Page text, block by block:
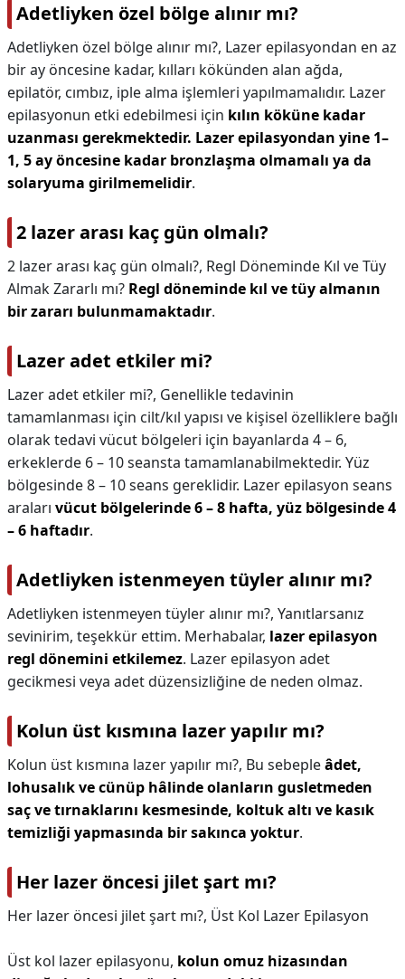
Adetliyken özel bölge alınır mı?
Adetliyken özel bölge alınır mı?, Lazer epilasyondan en az
bir ay öncesine kadar, kılları kökünden alan ağda,
epilatör, cımbız, iple alma işlemleri yapılmamalıdır. Lazer
epilasyonun etki edebilmesi için kılın köküne kadar
uzanması gerekmektedir. Lazer epilasyondan yine 1–
1, 5 ay öncesine kadar bronzlaşma olmamalı ya da
solaryuma girilmemelidir.
2 lazer arası kaç gün olmalı?
2 lazer arası kaç gün olmalı?, Regl Döneminde Kıl ve Tüy
Almak Zararlı mı? Regl döneminde kıl ve tüy almanın
bir zararı bulunmamaktadır.
Lazer adet etkiler mi?
Lazer adet etkiler mi?, Genellikle tedavinin
tamamlanması için cilt/kıl yapısı ve kişisel özelliklere bağlı
olarak tedavi vücut bölgeleri için bayanlarda 4 – 6,
erkeklerde 6 – 10 seansta tamamlanabilmektedir. Yüz
bölgesinde 8 – 10 seans gereklidir. Lazer epilasyon seans
araları vücut bölgelerinde 6 – 8 hafta, yüz bölgesinde 4
– 6 haftadır.
Adetliyken istenmeyen tüyler alınır mı?
Adetliyken istenmeyen tüyler alınır mı?, Yanıtlarsanız
sevinirim, teşekkür ettim. Merhabalar, lazer epilasyon
regl dönemini etkilemez. Lazer epilasyon adet
gecikmesi veya adet düzensizliğine de neden olmaz.
Kolun üst kısmına lazer yapılır mı?
Kolun üst kısmına lazer yapılır mı?, Bu sebepleâdet,
lohusalık ve cünüp hâlinde olanların gusletmeden
saç ve tırnaklarını kesmesinde, koltuk altı ve kasık
temizliği yapmasında bir sakınca yoktur.
Her lazer öncesi jilet şart mı?
Her lazer öncesi jilet şart mı?, Üst Kol Lazer Epilasyon
Üst kol lazer epilasyonu, kolun omuz hizasından